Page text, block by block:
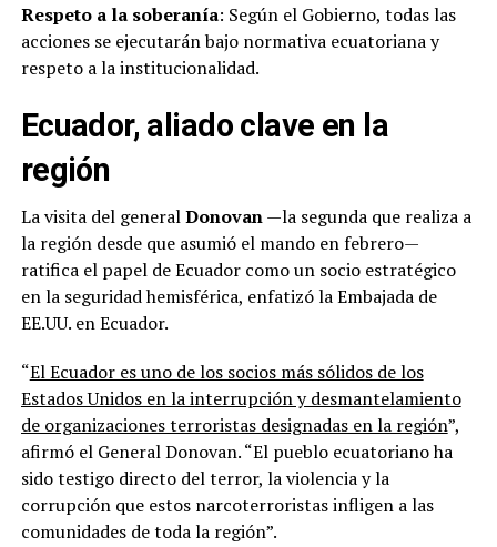
Respeto a la soberanía: Según el Gobierno, todas las
acciones se ejecutarán bajo normativa ecuatoriana y
respeto a la institucionalidad.
Ecuador, aliado clave en la
región
La visita del generalDonovan—la segunda que realiza a
la región desde que asumió el mando en febrero—
ratifica el papel de Ecuador como un socio estratégico
en la seguridad hemisférica, enfatizó la Embajada de
EE.UU. en Ecuador.
“El Ecuador es uno de los socios más sólidos de los
Estados Unidos en la interrupción y desmantelamiento
de organizaciones terroristas designadas en la región”,
afirmó el General Donovan. “El pueblo ecuatoriano ha
sido testigo directo del terror, la violencia y la
corrupción que estos narcoterroristas infligen a las
comunidades de toda la región”.